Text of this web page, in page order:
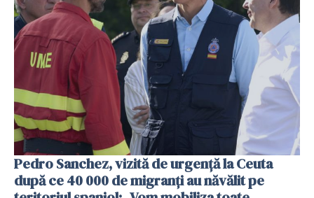
Pedro Sanchez, vizită de urgență la Ceuta
după ce 40 000 de migranți au năvălit pe